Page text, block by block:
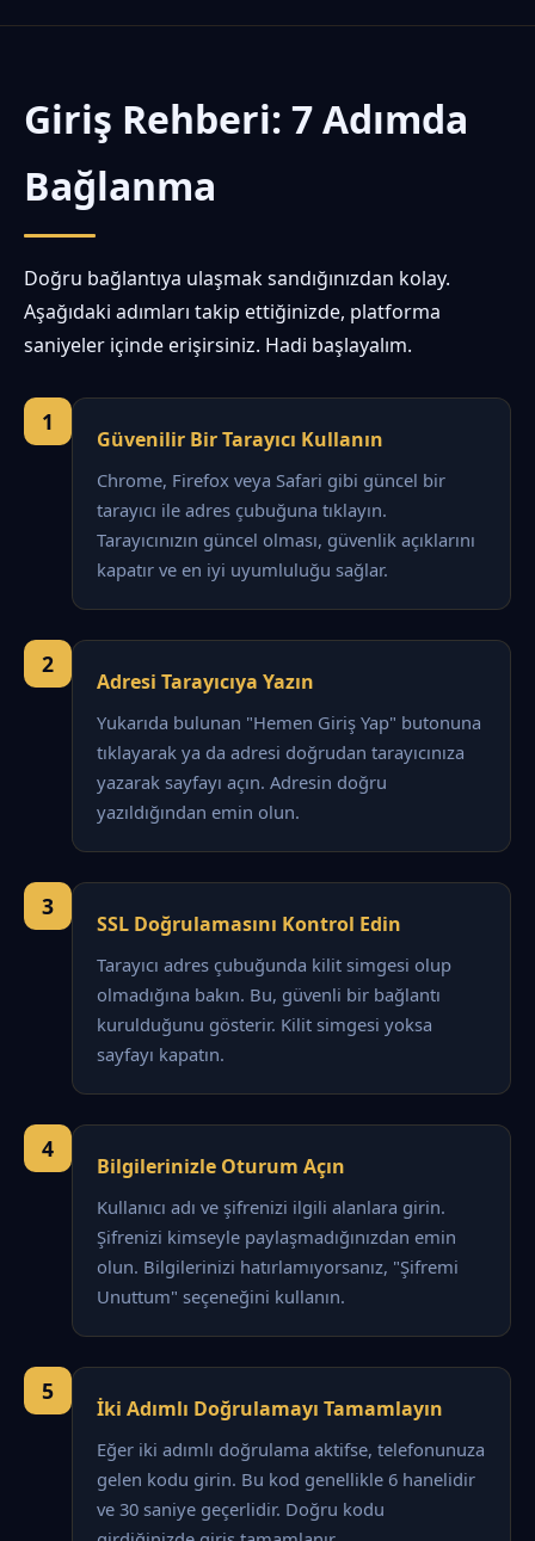
Giriş Rehberi: 7 Adımda
Bağlanma
Doğru bağlantıya ulaşmak sandığınızdan kolay.
Aşağıdaki adımları takip ettiğinizde, platforma
saniyeler içinde erişirsiniz. Hadi başlayalım.
1
Güvenilir Bir Tarayıcı Kullanın
Chrome, Firefox veya Safari gibi güncel bir
tarayıcı ile adres çubuğuna tıklayın.
Tarayıcınızın güncel olması, güvenlik açıklarını
kapatır ve en iyi uyumluluğu sağlar.
2
Adresi Tarayıcıya Yazın
Yukarıda bulunan "Hemen Giriş Yap" butonuna
tıklayarak ya da adresi doğrudan tarayıcınıza
yazarak sayfayı açın. Adresin doğru
yazıldığından emin olun.
3
SSL Doğrulamasını Kontrol Edin
Tarayıcı adres çubuğunda kilit simgesi olup
olmadığına bakın. Bu, güvenli bir bağlantı
kurulduğunu gösterir. Kilit simgesi yoksa
sayfayı kapatın.
4
Bilgilerinizle Oturum Açın
Kullanıcı adı ve şifrenizi ilgili alanlara girin.
Şifrenizi kimseyle paylaşmadığınızdan emin
olun. Bilgilerinizi hatırlamıyorsanız, "Şifremi
Unuttum" seçeneğini kullanın.
5
İki Adımlı Doğrulamayı Tamamlayın
Eğer iki adımlı doğrulama aktifse, telefonunuza
gelen kodu girin. Bu kod genellikle 6 hanelidir
ve 30 saniye geçerlidir. Doğru kodu